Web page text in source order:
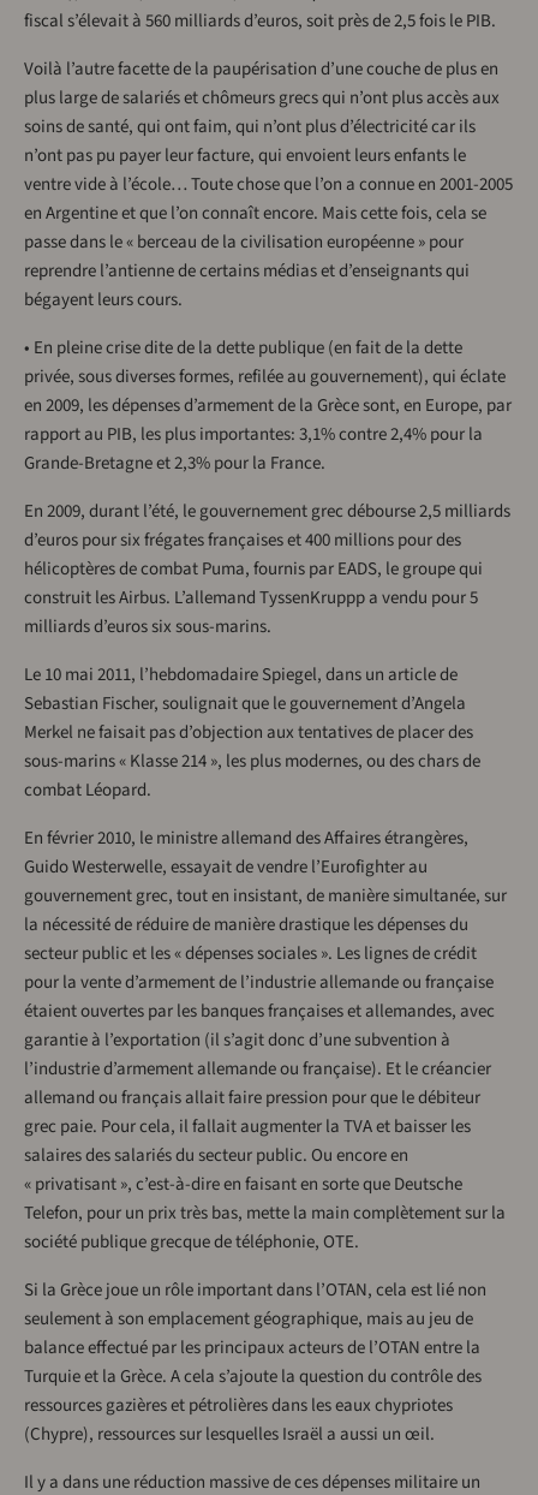
fiscal s’élevait à 560 milliards d’euros, soit près de 2,5 fois le PIB.
Voilà l’autre facette de la paupérisation d’une couche de plus en
plus large de salariés et chômeurs grecs qui n’ont plus accès aux
soins de santé, qui ont faim, qui n’ont plus d’électricité car ils
n’ont pas pu payer leur facture, qui envoient leurs enfants le
ventre vide à l’école… Toute chose que l’on a connue en 2001-2005
en Argentine et que l’on connaît encore. Mais cette fois, cela se
passe dans le « berceau de la civilisation européenne » pour
reprendre l’antienne de certains médias et d’enseignants qui
bégayent leurs cours.
• En pleine crise dite de la dette publique (en fait de la dette
privée, sous diverses formes, refilée au gouvernement), qui éclate
en 2009, les dépenses d’armement de la Grèce sont, en Europe, par
rapport au PIB, les plus importantes: 3,1% contre 2,4% pour la
Grande-Bretagne et 2,3% pour la France.
En 2009, durant l’été, le gouvernement grec débourse 2,5 milliards
d’euros pour six frégates françaises et 400 millions pour des
hélicoptères de combat Puma, fournis par EADS, le groupe qui
construit les Airbus. L’allemand TyssenKruppp a vendu pour 5
milliards d’euros six sous-marins.
Le 10 mai 2011, l’hebdomadaire Spiegel, dans un article de
Sebastian Fischer, soulignait que le gouvernement d’Angela
Merkel ne faisait pas d’objection aux tentatives de placer des
sous-marins « Klasse 214 », les plus modernes, ou des chars de
combat Léopard.
En février 2010, le ministre allemand des Affaires étrangères,
Guido Westerwelle, essayait de vendre l’Eurofighter au
gouvernement grec, tout en insistant, de manière simultanée, sur
la nécessité de réduire de manière drastique les dépenses du
secteur public et les « dépenses sociales ». Les lignes de crédit
pour la vente d’armement de l’industrie allemande ou française
étaient ouvertes par les banques françaises et allemandes, avec
garantie à l’exportation (il s’agit donc d’une subvention à
l’industrie d’armement allemande ou française). Et le créancier
allemand ou français allait faire pression pour que le débiteur
grec paie. Pour cela, il fallait augmenter la TVA et baisser les
salaires des salariés du secteur public. Ou encore en
« privatisant », c’est-à-dire en faisant en sorte que Deutsche
Telefon, pour un prix très bas, mette la main complètement sur la
société publique grecque de téléphonie, OTE.
Si la Grèce joue un rôle important dans l’OTAN, cela est lié non
seulement à son emplacement géographique, mais au jeu de
balance effectué par les principaux acteurs de l’OTAN entre la
Turquie et la Grèce. A cela s’ajoute la question du contrôle des
ressources gazières et pétrolières dans les eaux chypriotes
(Chypre), ressources sur lesquelles Israël a aussi un œil.
Il y a dans une réduction massive de ces dépenses militaire un